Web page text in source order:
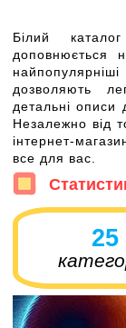
Білий
доповнюється
дозволяють
детальні описи
Незалежно від
інтернет-
все для вас.
25